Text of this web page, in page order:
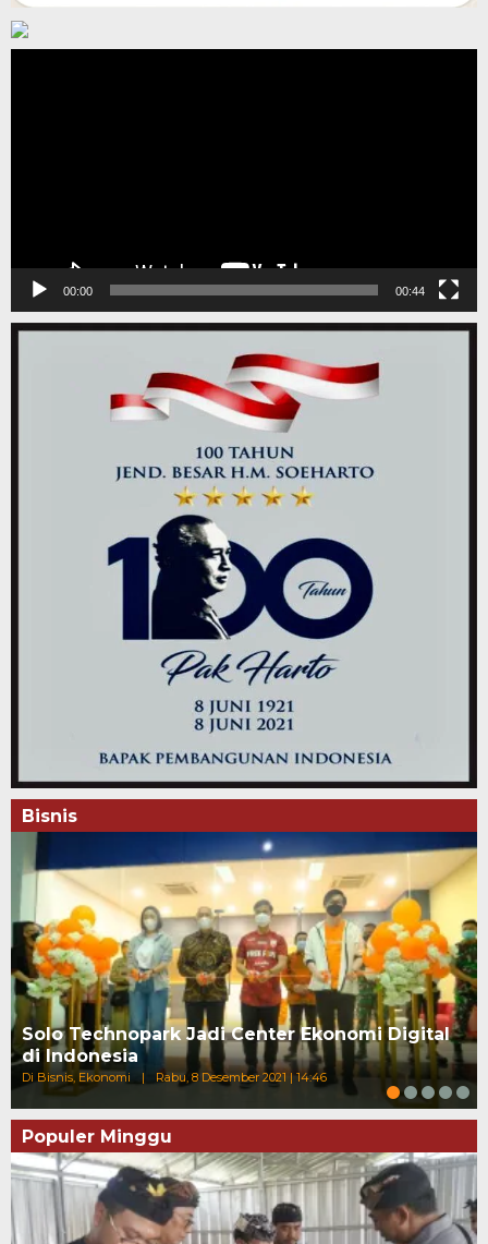
00:00 00:44
Bisnis
Solo Technopark Jadi Center Ekonomi Digital
di Indonesia
Di Bisnis, Ekonomi | Rabu, 8 Desember 2021 | 14:46
Populer Minggu